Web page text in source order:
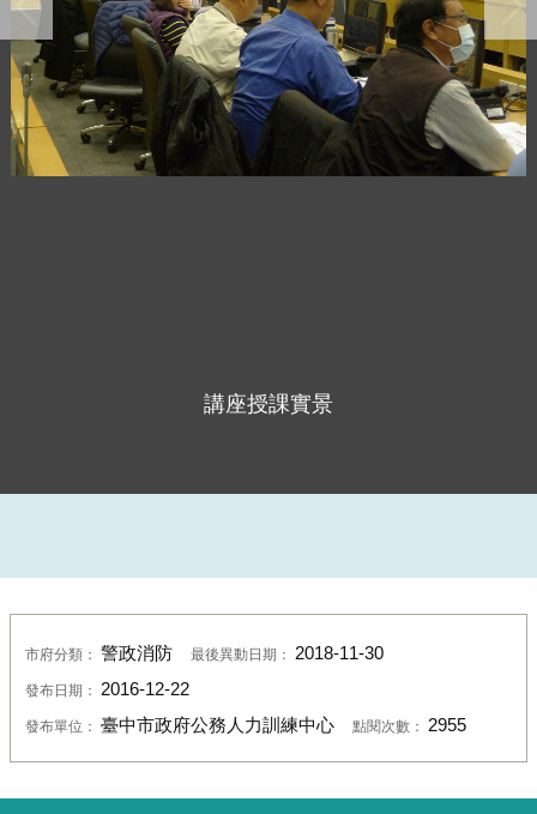
講座授課實景
市府分類： 警政消防 最後異動日期： 2018-11-30
發布日期： 2016-12-22
發布單位： 臺中市政府公務人力訓練中心 點閱次數： 2955